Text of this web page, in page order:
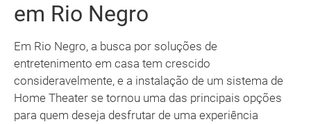
em Rio Negro
Em Rio Negro, a busca por soluções de
entretenimento em casa tem crescido
consideravelmente, e a instalação de um sistema de
Home Theater se tornou uma das principais opções
para quem deseja desfrutar de uma experiência